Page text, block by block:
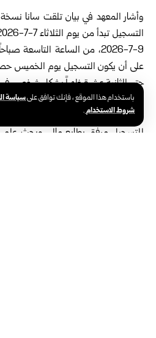
باستخدام هذا الموقع ، فإنك توافق علىسياسة
شروط الاستخدام.
‏وأشار المعهد في بيان تلقت سانا نسخة
9-7-2026، من الساعة التاسعة
على أن يكون التسجيل يوم الخميس
حتى الثانية عشرة ظهراً بشكل شخصي في
‏ووفقاً للمعهد، يطلب من الراغبين
للتسجيل مرفق بطابع مالي وبحث علمي